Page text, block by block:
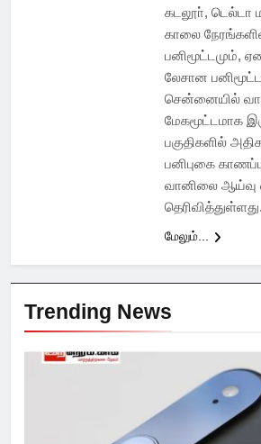
கடலூா், டெல்டா
காலை
பனிமூட்டமும்,
லேசான
சென்னையில்
மேகமூட்டமாக
பகுதிகளில்
பனிபுகை
வானிலை
தெரிவித்துள்ளது.
மேலும்...
Trending News